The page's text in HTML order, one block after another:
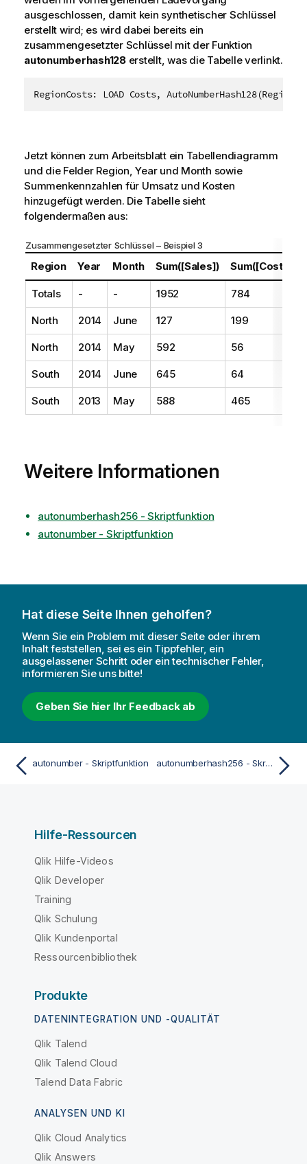
ausgeschlossen, damit kein synthetischer Schlüssel
erstellt wird; es wird dabei bereits ein
zusammengesetzter Schlüssel mit der Funktion
autonumberhash128erstellt, was die Tabelle verlinkt.
Jetzt können zum Arbeitsblatt ein Tabellendiagramm
und die Felder Region ,Yearund Month sowie
Summenkennzahlen für Umsatz und Kosten
hinzugefügt werden. Die Tabelle sieht
folgendermaßen aus:
Zusammengesetzter Schlüssel – Beispiel 3
Region Year Month Sum([Sales]) Sum([Costs])
Totals - - 1952 784
North 2014 June 127 199
North 2014 May 592 56
South 2014 June 645 64
South 2013 May 588 465
Weitere Informationen
autonumberhash256 - Skriptfunktion
autonumber - Skriptfunktion
Hat diese Seite Ihnen geholfen?
Wenn Sie ein Problem mit dieser Seite oder ihrem
Inhalt feststellen, sei es ein Tippfehler, ein
ausgelassener Schritt oder ein technischer Fehler,
informieren Sie uns bitte!
Geben Sie hier Ihr Feedback ab
autonumber - Skriptfunktion autonumberhash256 - Skriptfunktion
Hilfe-Ressourcen
Qlik Hilfe-Videos
Qlik Developer
Training
Qlik Schulung
Qlik Kundenportal
Ressourcenbibliothek
Produkte
DATENINTEGRATION UND -QUALITÄT
Qlik Talend
Qlik Talend Cloud
Talend Data Fabric
ANALYSEN UND KI
Qlik Cloud Analytics
Qlik Answers